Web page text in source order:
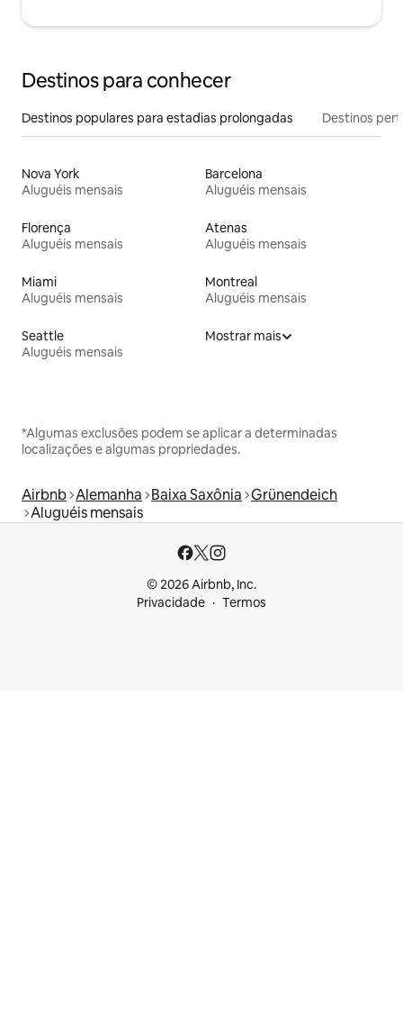
Destinos para conhecer
Destinos populares para estadias prolongadas Destinos
Nova York
Aluguéis mensais
Barcelona
Aluguéis mensais
Florença
Aluguéis mensais
Atenas
Aluguéis mensais
Miami
Aluguéis mensais
Montreal
Aluguéis mensais
Seattle
Aluguéis mensais
Mostrar mais
*Algumas exclusões podem se aplicar a determinadas
localizações e algumas propriedades.
Airbnb Alemanha Baixa Saxônia Grünendeich
Aluguéis mensais
© 2026 Airbnb, Inc.
Privacidade
Termos